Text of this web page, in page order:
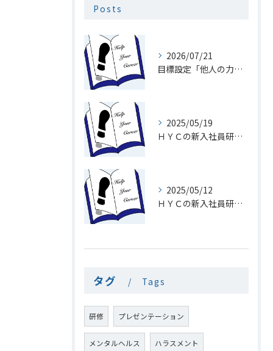
Posts
2026/07/21
目標設定「他人の力を利用」
2025/05/19
ＨＹＣの新入社員研修１９「メール」
2025/05/12
ＨＹＣの新入社員研修１8「電話を速くとる意味」
タグ Tags
研修 プレゼンテーション
メンタルヘルス ハラスメント